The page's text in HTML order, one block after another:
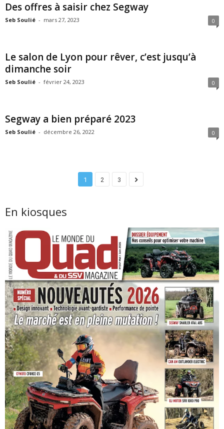
Des offres à saisir chez Segway
Seb Soulié - mars 27, 2023 0
Le salon de Lyon pour rêver, c’est jusqu’à
dimanche soir
Seb Soulié - février 24, 2023 0
Segway a bien préparé 2023
Seb Soulié - décembre 26, 2022 0
1 2 3
En kiosques